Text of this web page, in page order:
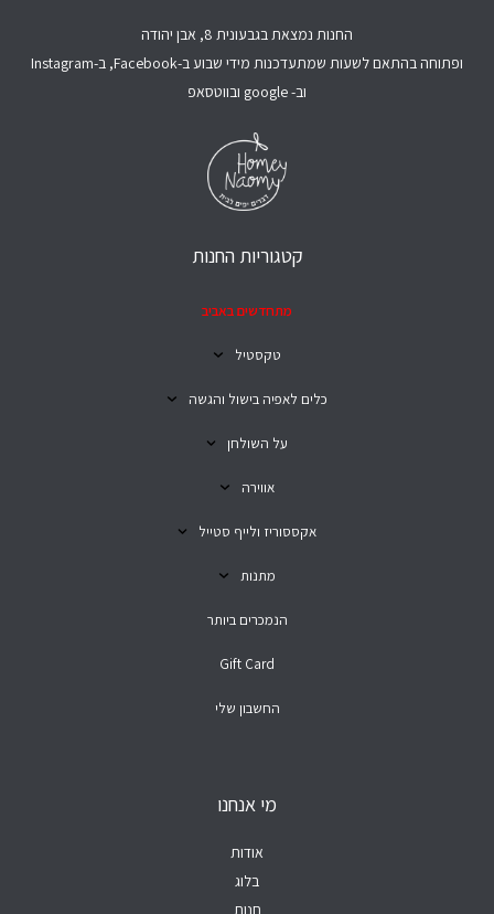
החנות נמצאת בגבעונית 8, אבן יהודה
ופתוחה בהתאם לשעות שמתעדכנות מידי שבוע ב-Facebook, ב-Instagram
וב- google ובווטסאפ
קטגוריות החנות
מתחדשים באביב
טקסטיל
כלים לאפיה בישול והגשה
על השולחן
אווירה
אקססוריז ולייף סטייל
מתנות
הנמכרים ביותר
Gift Card
החשבון שלי
מי אנחנו
אודות
בלוג
חנות